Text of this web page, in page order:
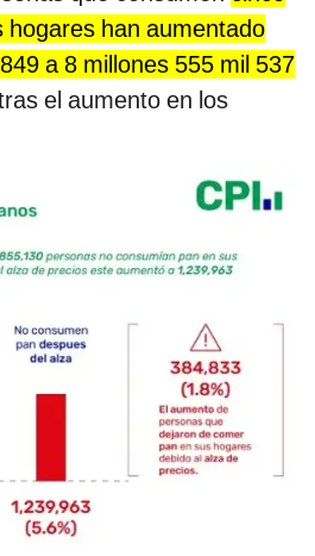
hogares han aumentado
a 8 millones 555 mil 537
el aumento en los